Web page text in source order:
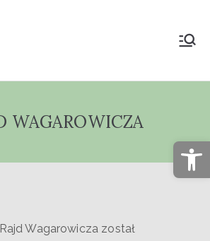
Przyrody
im.
Pazdura
WAGAROWICZA
Wagarowicza został